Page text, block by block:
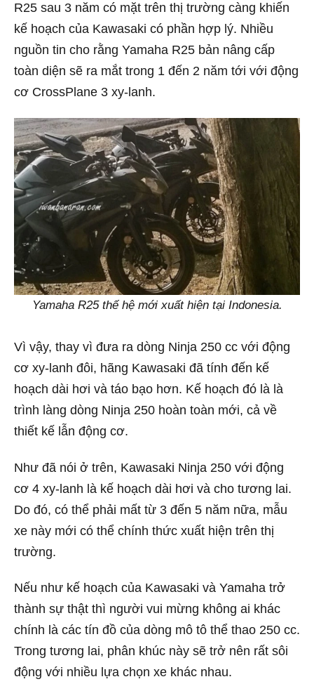
R25 sau 3 năm có mặt trên thị trường càng khiến
kế hoạch của Kawasaki có phần hợp lý. Nhiều
nguồn tin cho rằng Yamaha R25 bản nâng cấp
toàn diện sẽ ra mắt trong 1 đến 2 năm tới với động
cơ CrossPlane 3 xy-lanh.
Yamaha R25 thế hệ mới xuất hiện tại Indonesia.
Vì vậy, thay vì đưa ra dòng Ninja 250 cc với động
cơ xy-lanh đôi, hãng Kawasaki đã tính đến kế
hoạch dài hơi và táo bạo hơn. Kế hoạch đó là là
trình làng dòng Ninja 250 hoàn toàn mới, cả về
thiết kế lẫn động cơ.
Như đã nói ở trên, Kawasaki Ninja 250 với động
cơ 4 xy-lanh là kế hoạch dài hơi và cho tương lai.
Do đó, có thể phải mất từ 3 đến 5 năm nữa, mẫu
xe này mới có thể chính thức xuất hiện trên thị
trường.
Nếu như kế hoạch của Kawasaki và Yamaha trở
thành sự thật thì người vui mừng không ai khác
chính là các tín đồ của dòng mô tô thể thao 250 cc.
Trong tương lai, phân khúc này sẽ trở nên rất sôi
động với nhiều lựa chọn xe khác nhau.